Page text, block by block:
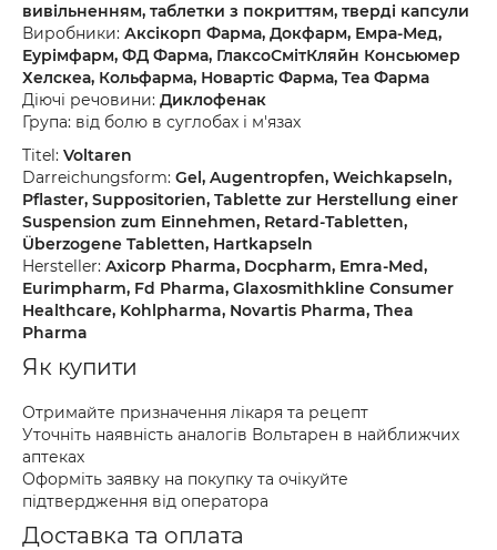
вивільненням, таблетки з покриттям, тверді капсули
Виробники: Аксікорп Фарма, Докфарм, Емра-Мед,
Еурімфарм, ФД Фарма, ГлаксоСмітКляйн Консьюмер
Хелскеа, Кольфарма, Новартіс Фарма, Теа Фарма
Діючі речовини: Диклофенак
Група: від болю в суглобах і м'язах
Titel: Voltaren
Darreichungsform: Gel, Augentropfen, Weichkapseln,
Pflaster, Suppositorien, Tablette zur Herstellung einer
Suspension zum Einnehmen, Retard-Tabletten,
Überzogene Tabletten, Hartkapseln
Hersteller: Axicorp Pharma, Docpharm, Emra-Med,
Eurimpharm, Fd Pharma, Glaxosmithkline Consumer
Healthcare, Kohlpharma, Novartis Pharma, Thea
Pharma
Як купити
Отримайте призначення лікаря та рецепт
Уточніть наявність аналогів Вольтарен в найближчих
аптеках
Оформіть заявку на покупку та очікуйте
підтвердження від оператора
Доставка та оплата